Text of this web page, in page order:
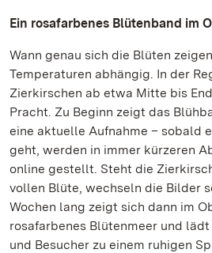
Ein rosafarbenes Blütenband im
Wann genau sich die Blüten
Temperaturen abhängig. In der
Zierkirschen ab etwa Mitte bis
Pracht. Zu Beginn zeigt das
eine aktuelle Aufnahme – sobald
geht, werden in immer kürzeren
online gestellt. Steht die
vollen Blüte, wechseln die Bilder
Wochen lang zeigt sich dann im
rosafarbenes Blütenmeer und
und Besucher zu einem ruhigen